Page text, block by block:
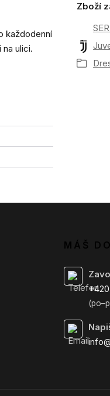
každodenní
ulici.
Zboží
MÁŠ